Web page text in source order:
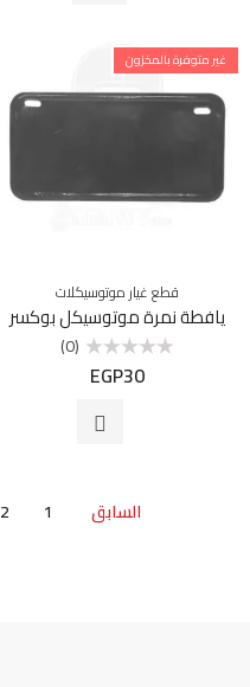
غير متوفرة بالمخزون
قطع غيار موتوسيكلات
يافطة نمرة موتوسيكل بوكسر
التقييم
(0)
EGP30
السابق 1
2